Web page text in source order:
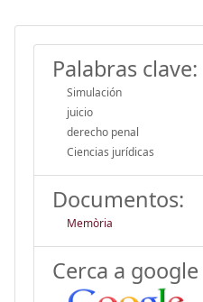
Palabras clave:
Simulación
juicio
derecho penal
Ciencias jurídicas
Documentos:
Memòria
Cerca a google